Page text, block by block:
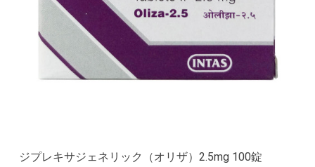
ジプレキサジェネリック（オリザ）2.5mg 100錠